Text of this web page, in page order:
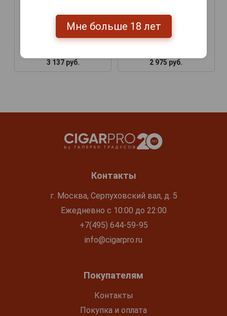
Abbaye de Saint Bon
Аббей де Сан Бон Шья
3 137 руб.
Abbaye de Saint Bon
Аббей де Сан Бон Шья
2 975 руб.
Контакты
г. Москва, Серпуховский вал, д. 5
Ежедневно с 10:00 до 22:00
+7(495) 644-59-95
info@cigarpro.ru
Покупателям
Контакты
Покупка и оплата
Мне больше 18 лет